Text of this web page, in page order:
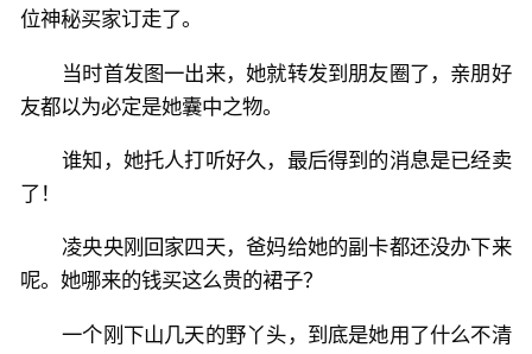
位神秘买家订走了。
当时首发图一出来，她就转发到朋友圈了，亲朋好
友都以为必定是她囊中之物。
谁知，她托人打听好久，最后得到的消息是已经卖
了！
凌央央刚回家四天，爸妈给她的副卡都还没办下来
呢。她哪来的钱买这么贵的裙子？
一个刚下山几天的野丫头，到底是她用了什么不清